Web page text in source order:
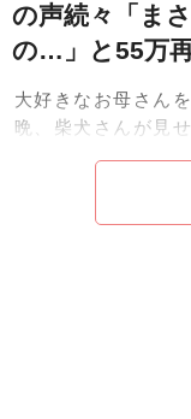
の声続々「ま
の…」と55万
大好きなお母さん
晩、柴犬さんが見